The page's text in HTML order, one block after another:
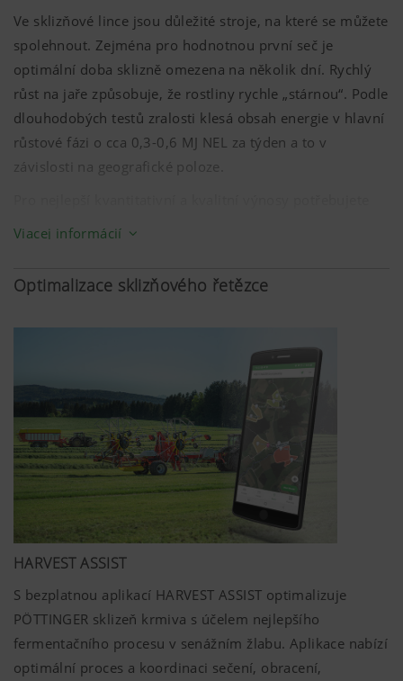
Ve sklizňové lince jsou důležité stroje, na které se můžete
spolehnout. Zejména pro hodnotnou první seč je
optimální doba sklizně omezena na několik dní. Rychlý
růst na jaře způsobuje, že rostliny rychle „stárnou“. Podle
dlouhodobých testů zralosti klesá obsah energie v hlavní
růstové fázi o cca 0,3-0,6 MJ NEL za týden a to v
závislosti na geografické poloze.
spolehlivé sklizňové stroje.
Viacej informácií
Optimalizace sklizňového řetězce
HARVEST ASSIST
S bezplatnou aplikací HARVEST ASSIST optimalizuje
PÖTTINGER sklizeň krmiva s účelem nejlepšího
fermentačního procesu v senážním žlabu. Aplikace nabízí
optimální proces a koordinaci sečení, obracení,